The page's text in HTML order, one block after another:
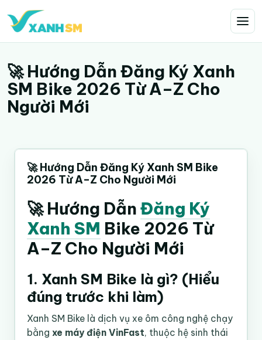
🚀 Hướng Dẫn Đăng Ký Xanh
SM Bike 2026 Từ A–Z Cho
Người Mới
🚀 Hướng Dẫn Đăng Ký Xanh SM Bike
2026 Từ A–Z Cho Người Mới
🚀 Hướng Dẫn Đăng Ký
Xanh SM Bike 2026 Từ
A–Z Cho Người Mới
1. Xanh SM Bike là gì? (Hiểu
đúng trước khi làm)
Xanh SM Bike là dịch vụ xe ôm công nghệ chạy
bằng xe máy điện VinFast, thuộc hệ sinh thái